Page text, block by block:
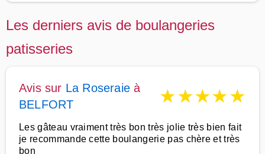
Les derniers avis de boulangeries
patisseries
Avis sur La Roseraie à
BELFORT
★★★★★
Les gâteau vraiment très bon très jolie très bien fait
je recommande cette boulangerie pas chère et très
bon